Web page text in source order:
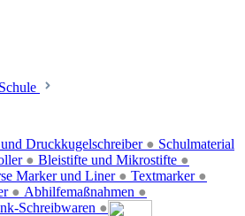
Druckkugelschreiber ●
● Bleistifte und Mikrostifte ●
Marker und Liner ● Textmarker ●
● Abhilfemaßnahmen ●
Schreibwaren ●
Schulmaterial